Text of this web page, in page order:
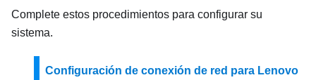
Complete estos procedimientos para configurar su
sistema.
Configuración de conexión de red para Lenovo